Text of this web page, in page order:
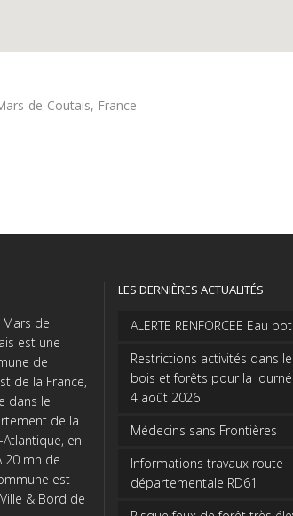
de-Coutais, France
Mars de
est une
de
de la France,
dans le
de la
Atlantique, en
20 mn de
est
& Bord de
LES DERNIÈRES ACTUALITÉS
ALERTE RENFORCEE Eau
Restrictions activités dans
bois et forêts pour la
4 août 2026
Médecins sans Frontières
Informations travaux route
départementale RD61